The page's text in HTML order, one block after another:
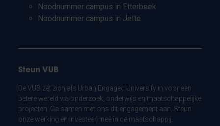
Noodnummer campus in Etterbeek
Noodnummer campus in Jette
Steun VUB
De VUB zet zich als Urban Engaged University in voor een
betere wereld via onderzoek, onderwijs en maatschappelijke
projecten. Ga samen met ons dit engagement aan. Steun
onze werking en investeer mee in de maatschappij.